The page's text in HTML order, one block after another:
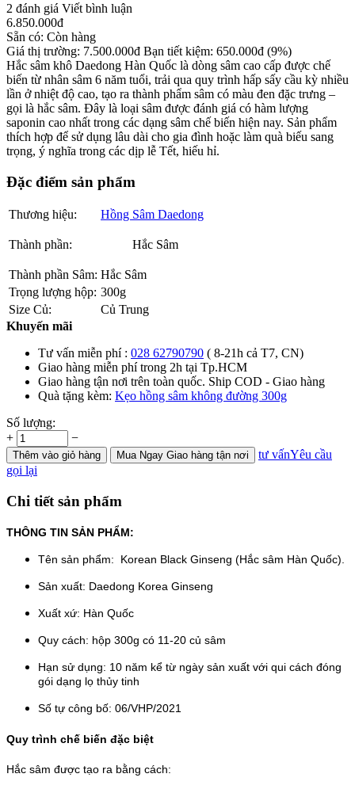
2 đánh giá Viết bình luận
6.850.000đ
Sẵn có: Còn hàng
Giá thị trường: 7.500.000đ Bạn tiết kiệm: 650.000đ (9%)
Hắc sâm khô Daedong Hàn Quốc là dòng sâm cao cấp được chế
biến từ nhân sâm 6 năm tuổi, trải qua quy trình hấp sấy cầu kỳ nhiều
lần ở nhiệt độ cao, tạo ra thành phẩm sâm có màu đen đặc trưng –
gọi là hắc sâm. Đây là loại sâm được đánh giá có hàm lượng
saponin cao nhất trong các dạng sâm chế biến hiện nay. Sản phẩm
thích hợp để sử dụng lâu dài cho gia đình hoặc làm quà biếu sang
trọng, ý nghĩa trong các dịp lễ Tết, hiếu hỉ.
Đặc điểm sản phẩm
Thương hiệu: Hồng Sâm Daedong
Thành phần: Hắc Sâm
Thành phần Sâm: Hắc Sâm
Trọng lượng hộp: 300g
Size Củ:
Củ Trung
Khuyến mãi
Tư vấn miễn phí : 028 62790790 ( 8-21h cả T7, CN)
Giao hàng miễn phí trong 2h tại Tp.HCM
Giao hàng tận nơi trên toàn quốc. Ship COD - Giao hàng
Quà tặng kèm: Kẹo hồng sâm không đường 300g
Số lượng:
+
−
Thêm vào giỏ hàng Mua Ngay Giao hàng tận nơi tư vấnYêu cầu
gọi lại
Chi tiết sản phẩm
THÔNG TIN SẢN PHẨM:
Tên sản phẩm: Korean Black Ginseng (Hắc sâm Hàn Quốc).
Sản xuất: Daedong Korea Ginseng
Xuất xứ: Hàn Quốc
Quy cách: hộp 300g có 11-20 củ sâm
Hạn sử dụng: 10 năm kể từ ngày sản xuất với qui cách đóng
gói dạng lọ thủy tinh
Số tự công bố: 06/VHP/2021
Quy trình chế biến đặc biệt
Hắc sâm được tạo ra bằng cách: